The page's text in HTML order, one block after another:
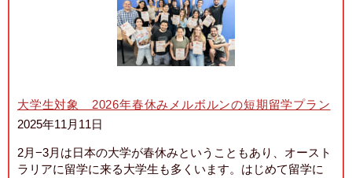
大学生対象 2026年春休みメルボルンの短期留学プラン
2025年11月11日
2月−3月は日本の大学が春休みということもあり、オースト
ラリアに留学に来る大学生も多くいます。はじめて留学に